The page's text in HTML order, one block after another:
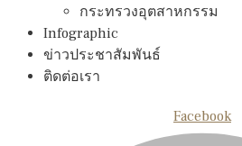
กระทรวงอุตสาหกรรม
Infographic
ข่าวประชาสัมพันธ์
ติดต่อเรา
Facebook